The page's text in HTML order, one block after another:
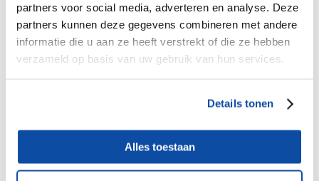
partners voor social media, adverteren en analyse. Deze
partners kunnen deze gegevens combineren met andere
informatie die u aan ze heeft verstrekt of die ze hebben
verzameld op basis van uw gebruik van hun services.
Details tonen
Alles toestaan